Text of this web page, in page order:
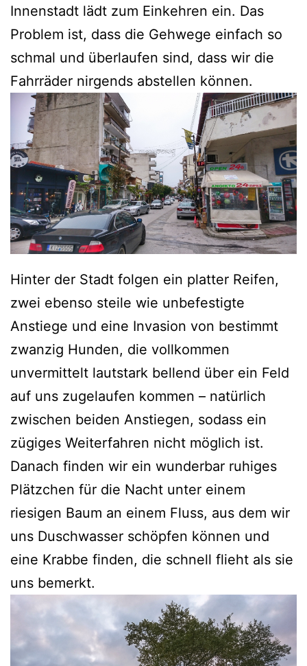
Innenstadt lädt zum Einkehren ein. Das
Problem ist, dass die Gehwege einfach so
schmal und überlaufen sind, dass wir die
Fahrräder nirgends abstellen können.
Hinter der Stadt folgen ein platter Reifen,
zwei ebenso steile wie unbefestigte
Anstiege und eine Invasion von bestimmt
zwanzig Hunden, die vollkommen
unvermittelt lautstark bellend über ein Feld
auf uns zugelaufen kommen – natürlich
zwischen beiden Anstiegen, sodass ein
zügiges Weiterfahren nicht möglich ist.
Danach finden wir ein wunderbar ruhiges
Plätzchen für die Nacht unter einem
riesigen Baum an einem Fluss, aus dem wir
uns Duschwasser schöpfen können und
eine Krabbe finden, die schnell flieht als sie
uns bemerkt.